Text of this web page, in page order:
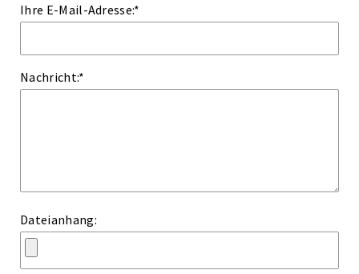
Ihre E-Mail-Adresse:*
Nachricht:*
Dateianhang: